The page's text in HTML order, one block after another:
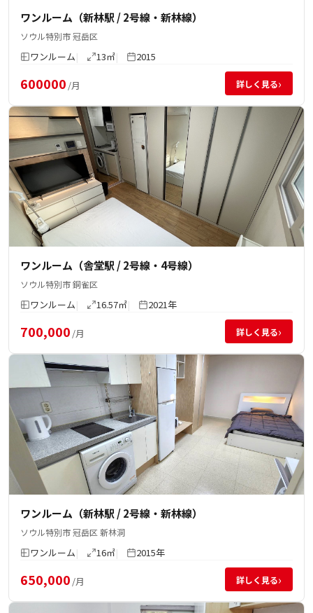
ワンルーム（新林駅 / 2号線・新林線）
ソウル特別市 冠岳区
ワンルーム 13㎡ 2015
600000 /月 詳しく見る›
ワンルーム（舎堂駅 / 2号線・4号線）
ソウル特別市 銅雀区
ワンルーム 16.57㎡ 2021年
700,000 /月 詳しく見る›
ワンルーム（新林駅 / 2号線・新林線）
ソウル特別市 冠岳区 新林洞
ワンルーム 16㎡ 2015年
650,000 /月 詳しく見る›